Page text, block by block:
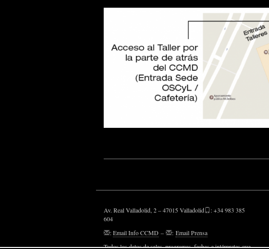
Av. Real Valladolid, 2 – 47015 Valladolid
: +34 983 385
604
:Email Info CCMD – : Email Prensa
Todos los datos de salas, programas, fechas e intérpretes que